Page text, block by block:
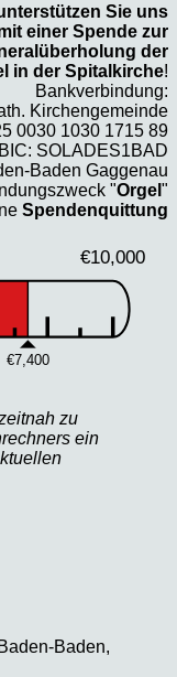
Sie uns
einer Spende zur
der
in der Spitalkirche!
Bankverbindung:
Kirchengemeinde
0030 1030 1715 89
BIC: SOLADES1BAD
Baden Gaggenau
"Orgel "
Spendenquittung
€10,000
€7,400
zu
ein
Baden,